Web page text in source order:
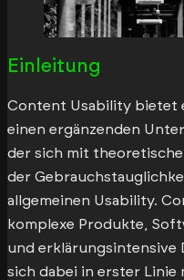
Einleitung
Content Usability bietet
einen ergänzenden
der sich mit
der
allgemeinen Usability.
komplexe Produkte,
und erklärungsintensive
sich dabei in erster